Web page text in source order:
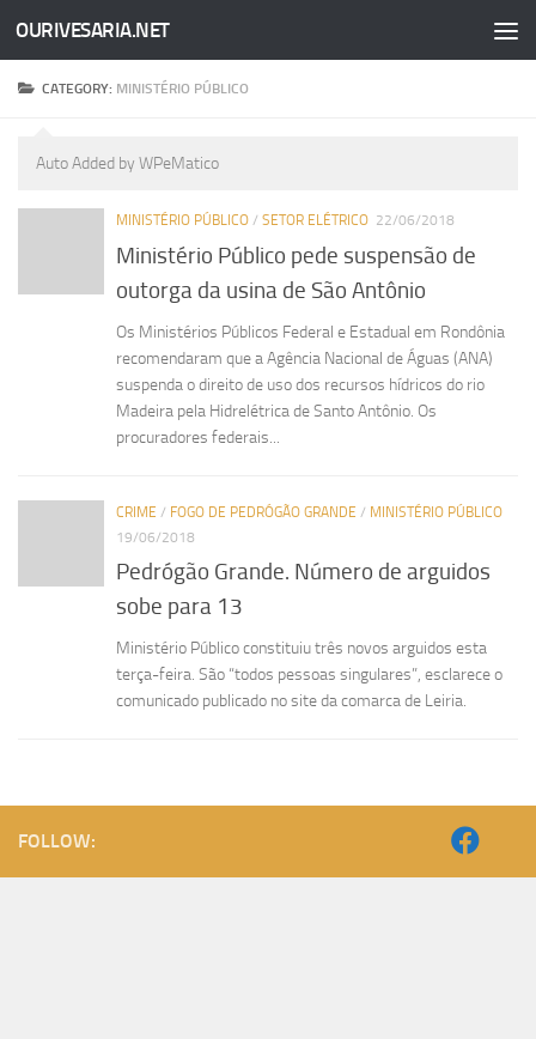
Skip to content
OURIVESARIA.NET
CATEGORY: MINISTÉRIO PÚBLICO
Auto Added by WPeMatico
MINISTÉRIO PÚBLICO / SETOR ELÉTRICO 22/06/2018
Ministério Público pede suspensão de
outorga da usina de São Antônio
Os Ministérios Públicos Federal e Estadual em Rondônia
recomendaram que a Agência Nacional de Águas (ANA)
suspenda o direito de uso dos recursos hídricos do rio
Madeira pela Hidrelétrica de Santo Antônio. Os
procuradores federais...
CRIME / FOGO DE PEDRÓGÃO GRANDE / MINISTÉRIO PÚBLICO
19/06/2018
Pedrógão Grande. Número de arguidos
sobe para 13
Ministério Público constituiu três novos arguidos esta
terça-feira. São “todos pessoas singulares”, esclarece o
comunicado publicado no site da comarca de Leiria.
FOLLOW: